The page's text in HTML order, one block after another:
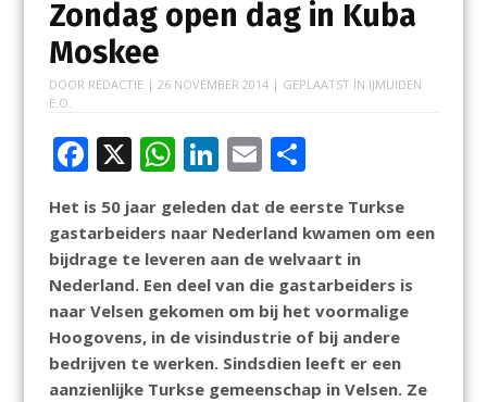
Zondag open dag in Kuba
Moskee
DOOR REDACTIE | 26 NOVEMBER 2014| GEPLAATST IN IJMUIDEN
E.O.
F
ac
e
b
o
o
k
X W
h
at
s
A
p
p
Li
n
k
e
dI
n
E
m
ai
l
D
e
n
Het is 50 jaar geleden dat de eerste Turkse
gastarbeiders naar Nederland kwamen om een
bijdrage te leveren aan de welvaart in
Nederland. Een deel van die gastarbeiders is
naar Velsen gekomen om bij het voormalige
Hoogovens, in de visindustrie of bij andere
bedrijven te werken. Sindsdien leeft er een
aanzienlijke Turkse gemeenschap in Velsen. Ze